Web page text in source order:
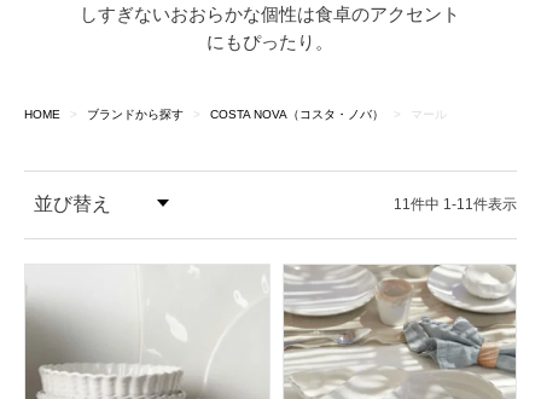
しすぎないおおらかな個性は食卓のアクセント
にもぴったり。
HOME ブランドから探す COSTA NOVA（コスタ・ノバ） マール
並び替え
価格が高い順
11件中 1-11件表示